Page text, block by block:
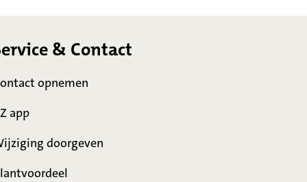
& Contact
opnemen
app
doorgeven